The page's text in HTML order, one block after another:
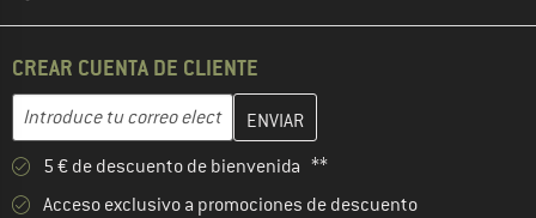
CREAR CUENTA DE CLIENTE
Dirección de correo electrónico
Introduce aquí tu dirección de correo electrónico y crea tu
5 € de descuento de bienvenida **
Acceso exclusivo a promociones de descuento